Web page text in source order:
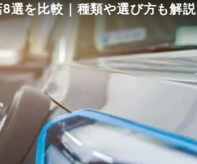
選を比較｜種類や選び方も解説